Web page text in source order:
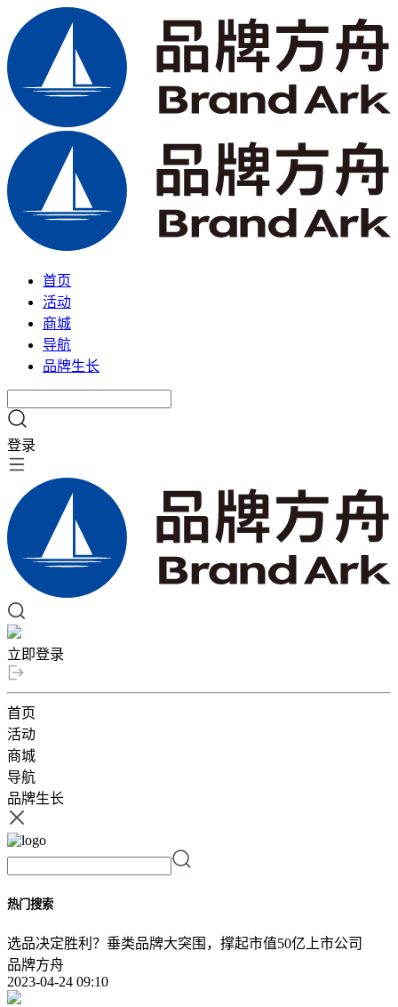
首页
活动
商城
导航
品牌生长
登录
立即登录
首页
活动
商城
导航
品牌生长
热门搜索
选品决定胜利？垂类品牌大突围，撑起市值50亿上市公司
品牌方舟
2023-04-24 09:10